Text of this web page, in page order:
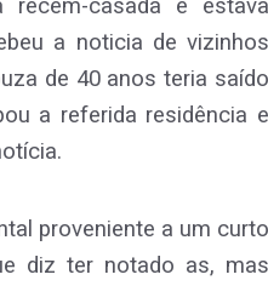
casada e estava
a noticia de vizinhos
de 40 anos teria saído
a referida residência e
proveniente a um curto
diz ter notado as, mas